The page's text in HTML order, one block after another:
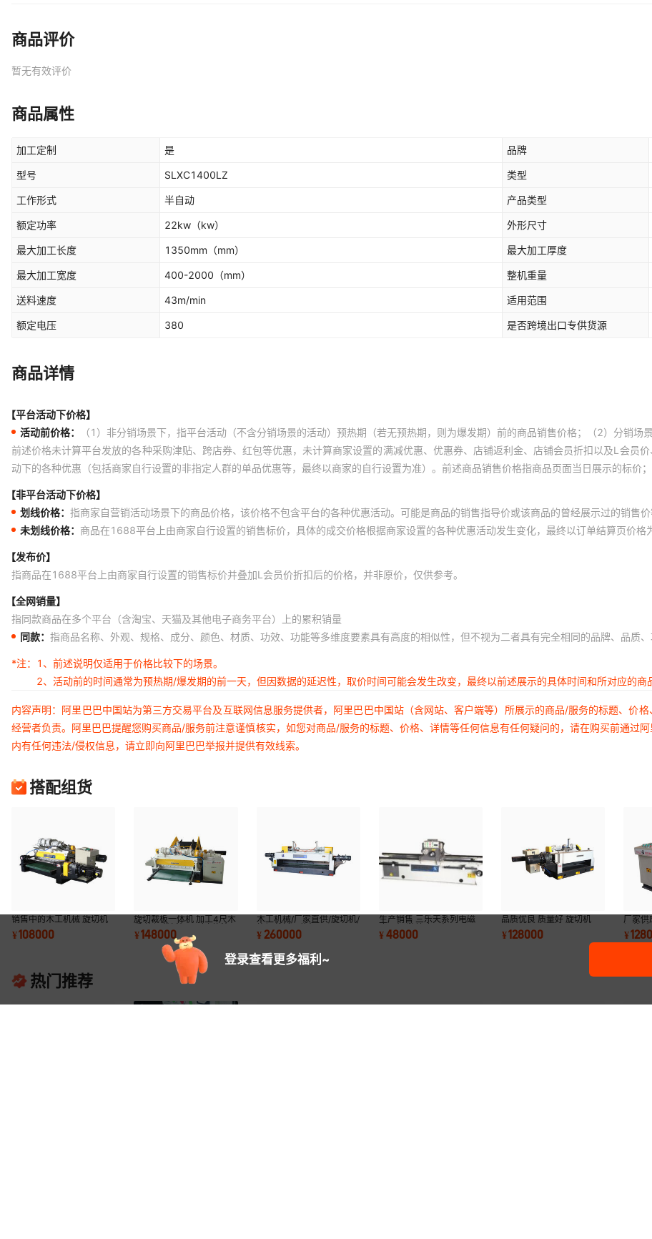
商品评价
暂无有效评价
商品属性
加工定制 是 品牌
型号 SLXC1400LZ 类型
工作形式 半自动 产品类型
额定功率 22kw （kw） 外形尺寸
最大加工长度 1350mm （mm） 最大加工厚度
最大加工宽度 400-2000 （mm） 整机重量
送料速度 43m/min 适用范围
额定电压 380 是否跨境出口专供货源
商品详情
【平台活动下价格】
活动前价格：
（1）非分销场景下，指平台活动（不含分销场景的活动）预热期（若无预热期，则为爆发期）前的商品销售价格；（2）分销
前述价格未计算平台发放的各种采购津贴、跨店券、红包等优惠，未计算商家设置的满减优惠、优惠券、店铺返利金、店铺会员折扣以及L会员
动下的各种优惠（包括商家自行设置的非指定人群的单品优惠等，最终以商家的自行设置为准）。前述商品销售价格指商品页面当日展示的标价
【非平台活动下价格】
划线价格： 指商家自营销活动场景下的商品价格，该价格不包含平台的各种优惠活动。可能是商品的销售指导价或该商品的曾经展示过的销售价
未划线价格： 商品在1688平台上由商家自行设置的销售标价，具体的成交价格根据商家设置的各种优惠活动发生变化，最终以订单结算页价格
【发布价】
指商品在1688平台上由商家自行设置的销售标价并叠加L会员价折扣后的价格，并非原价，仅供参考。
【全网销量】
指同款商品在多个平台（含淘宝、天猫及其他电子商务平台）上的累积销量
同款： 指商品名称、外观、规格、成分、颜色、材质、功效、功能等多维度要素具有高度的相似性，但不视为二者具有完全相同的品牌、品质、
*注：
1、前述说明仅适用于价格比较下的场景。
2、活动前的时间通常为预热期/爆发期的前一天，但因数据的延迟性，取价时间可能会发生改变，最终以前述展示的具体时间和所对应的商
内容声明：阿里巴巴中国站为第三方交易平台及互联网信息服务提供者，阿里巴巴中国站（含网站、客户端等）所展示的商品/服务的标题、价
经营者负责。阿里巴巴提醒您购买商品/服务前注意谨慎核实，如您对商品/服务的标题、价格、详情等任何信息有任何疑问的，请在购买前通过
内有任何违法/侵权信息，请立即向阿里巴巴举报并提供有效线索。
搭配组货
销售中的木工机械 旋切机
¥108000
旋切裁板一体机 加工4尺木
质 旋切裁板机 面皮刨板机
¥148000
木工机械/厂家直供/旋切机/
旋切裁板一体机
¥ 260000
生产销售 三乐天系列电磁
磨刀机 数控磨刀机
¥48000
品质优良 质量好 旋切机
¥128000
厂家供
切裁板
¥
热门推荐
登录查看更多福利~